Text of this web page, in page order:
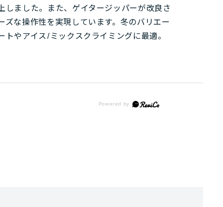
しました。また、ゲイタージッパーが改良さ
ズな操作性を実現しています。冬のバリエー
トやアイス/ミックスクライミングに最適。